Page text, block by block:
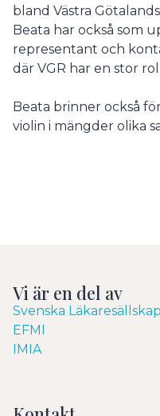
bland Västra
Beata har också som
representant och
där VGR har en stor
Beata brinner också
violin i mängder olika
Vi är en del av
Svenska
EFMI
IMIA